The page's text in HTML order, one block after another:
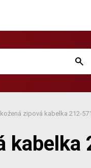
kožená zipová kabelka 212-